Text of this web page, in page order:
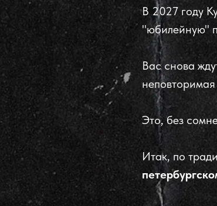
В 2027 году
"юбилейную"
Вас снова
Это, без
Итак, по